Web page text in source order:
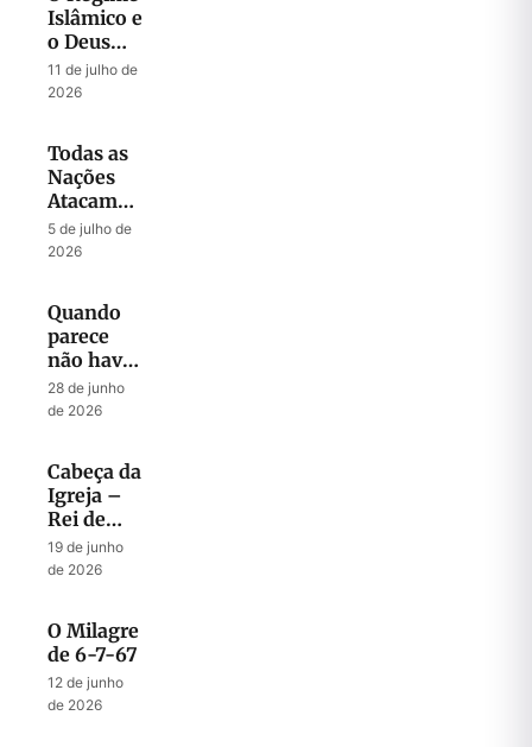
Islâmico e
o Deus
que
Liberta
11 de julho de
2026
Todas as
Nações
Atacam
Jerusalém
5 de julho de
2026
Quando
parece
não haver
mais
Esperança
28 de junho
de 2026
Cabeça da
Igreja –
Rei de
Israel
19 de junho
de 2026
O Milagre
de 6-7-67
12 de junho
de 2026